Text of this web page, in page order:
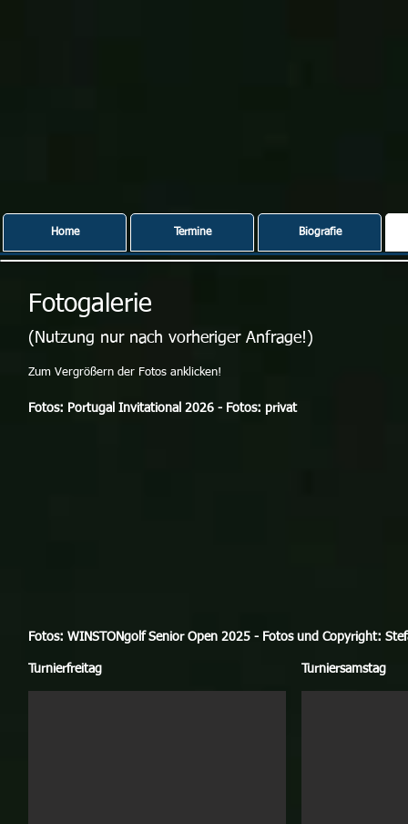
Home Termine Biografie
Fotogalerie
(Nutzung nur nach vorheriger Anfrage!)
Zum Vergrößern der Fotos anklicken!
Fotos: Portugal Invitational 2026 - Fotos: privat
Fotos: WINSTONgolf Senior Open 2025 - Fotos und Copyright:
Turnierfreitag Turniersamstag